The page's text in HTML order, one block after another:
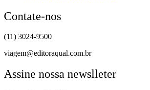
Contate-nos
(11) 3024-9500
viagem@editoraqual.com.br
Assine nossa newslleter